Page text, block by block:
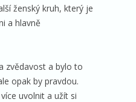
ženský kruh, který je
a hlavně
zvědavost a bylo to
opak by pravdou.
uvolnit a užít si